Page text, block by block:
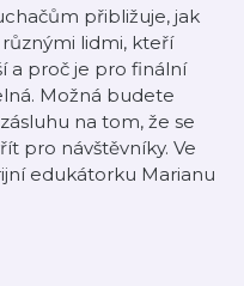
přibližuje, jak
různými lidmi, kteří
a proč je pro finální
Možná budete
na tom, že se
pro návštěvníky. Ve
edukátorku Marianu